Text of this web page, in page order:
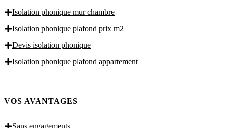
Isolation phonique mur chambre
Isolation phonique plafond prix m2
Devis isolation phonique
Isolation phonique plafond appartement
VOS AVANTAGES
Sans engagements